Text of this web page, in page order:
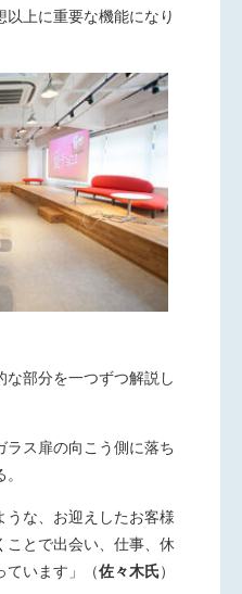
上に重要な機能になり
な部分を一つずつ解説し
ラス扉の向こう側に落ち
うな、お迎えしたお客様
ことで出会い、仕事、休
います」
（佐々木氏）